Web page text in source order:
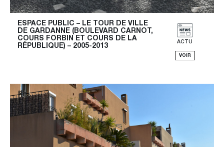
ESPACE PUBLIC – LE TOUR DE VILLE
DE GARDANNE (BOULEVARD CARNOT,
COURS FORBIN ET COURS DE LA
RÉPUBLIQUE) – 2005-2013
ACTU
VOIR